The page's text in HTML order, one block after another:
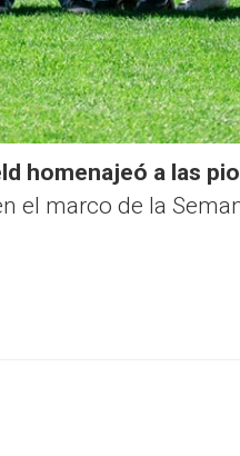
homenajeó a las
marco de la